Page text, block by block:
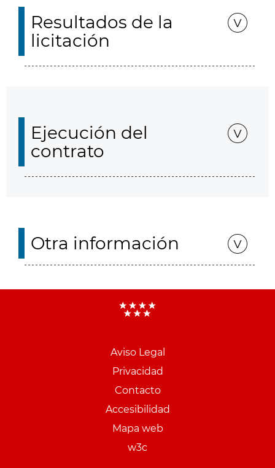
Resultados de la
licitación
Ejecución del
contrato
Otra información
Aviso Legal
Privacidad
Contacto
Accesibilidad
Mapa web
w3c